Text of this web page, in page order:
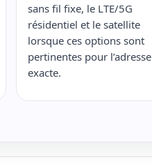
sans fil fixe, le LTE/5G
résidentiel et le satellite
lorsque ces options sont
pertinentes pour l’adresse
exacte.